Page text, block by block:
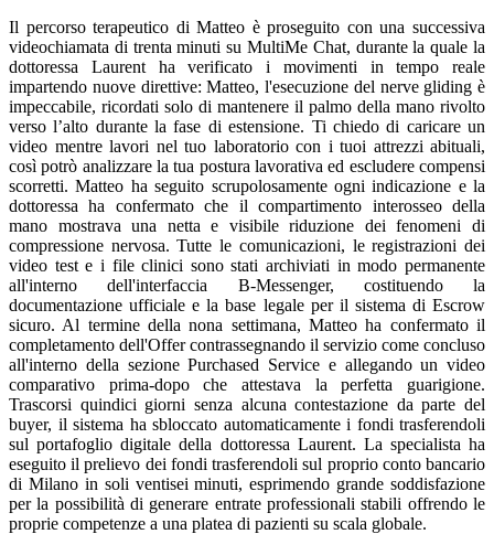
Il percorso terapeutico di Matteo è proseguito con una successiva
videochiamata di trenta minuti su MultiMe Chat, durante la quale la
dottoressa Laurent ha verificato i movimenti in tempo reale
impartendo nuove direttive: Matteo, l'esecuzione del nerve gliding è
impeccabile, ricordati solo di mantenere il palmo della mano rivolto
verso l’alto durante la fase di estensione. Ti chiedo di caricare un
video mentre lavori nel tuo laboratorio con i tuoi attrezzi abituali,
così potrò analizzare la tua postura lavorativa ed escludere compensi
scorretti. Matteo ha seguito scrupolosamente ogni indicazione e la
dottoressa ha confermato che il compartimento interosseo della
mano mostrava una netta e visibile riduzione dei fenomeni di
compressione nervosa. Tutte le comunicazioni, le registrazioni dei
video test e i file clinici sono stati archiviati in modo permanente
all'interno dell'interfaccia B-Messenger, costituendo la
documentazione ufficiale e la base legale per il sistema di Escrow
sicuro. Al termine della nona settimana, Matteo ha confermato il
completamento dell'Offer contrassegnando il servizio come concluso
all'interno della sezione Purchased Service e allegando un video
comparativo prima-dopo che attestava la perfetta guarigione.
Trascorsi quindici giorni senza alcuna contestazione da parte del
buyer, il sistema ha sbloccato automaticamente i fondi trasferendoli
sul portafoglio digitale della dottoressa Laurent. La specialista ha
eseguito il prelievo dei fondi trasferendoli sul proprio conto bancario
di Milano in soli ventisei minuti, esprimendo grande soddisfazione
per la possibilità di generare entrate professionali stabili offrendo le
proprie competenze a una platea di pazienti su scala globale.